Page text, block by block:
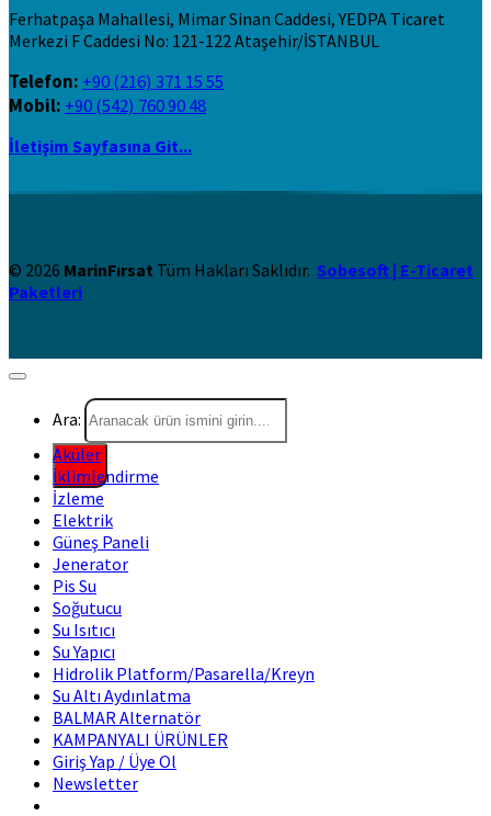
Ferhatpaşa Mahallesi, Mimar Sinan Caddesi, YEDPA Ticaret
Merkezi F Caddesi No: 121-122 Ataşehir/İSTANBUL
Telefon: +90 (216) 371 15 55
Mobil: +90 (542) 760 90 48
İletişim Sayfasına Git...
© 2026 MarinFırsat Tüm Hakları Saklıdır. Sobesoft | E-Ticaret
Paketleri
Ara:
Aküler
İklimlendirme
İzleme
Elektrik
Güneş Paneli
Jenerator
Pis Su
Soğutucu
Su Isıtıcı
Su Yapıcı
Hidrolik Platform/Pasarella/Kreyn
Su Altı Aydınlatma
BALMAR Alternatör
KAMPANYALI ÜRÜNLER
Giriş Yap / Üye Ol
Newsletter